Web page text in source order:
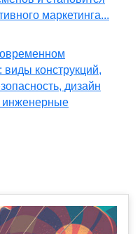
маркетинга...
виды конструкций,
дизайн
инженерные